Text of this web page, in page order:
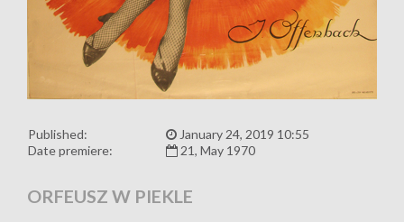
Published:
January 24, 2019 10:55
Date premiere:
21, May 1970
ORFEUSZ W PIEKLE